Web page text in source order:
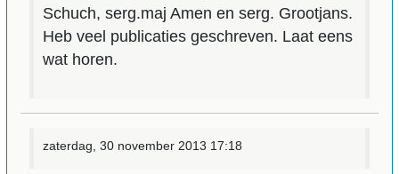
Schuch, serg.maj Amen en serg. Grootjans.
Heb veel publicaties geschreven. Laat eens
wat horen.
zaterdag, 30 november 2013 17:18